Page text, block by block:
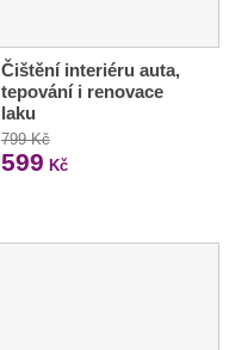
Čištění interiéru auta,
tepování i renovace
laku
799 Kč
599 Kč